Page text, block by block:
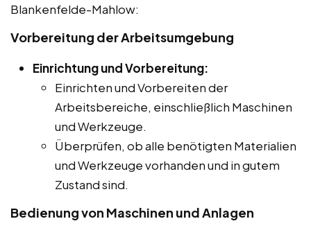
Blankenfelde-Mahlow:
Vorbereitung der Arbeitsumgebung
Einrichtung und Vorbereitung:
Einrichten und Vorbereiten der
Arbeitsbereiche, einschließlich Maschinen
und Werkzeuge.
Überprüfen, ob alle benötigten Materialien
und Werkzeuge vorhanden und in gutem
Zustand sind.
Bedienung von Maschinen und Anlagen